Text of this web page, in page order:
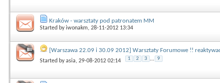
Kraków - warsztaty pod patronatem MM
Started byiwonakm, 28-11-2012 13:34
[Warszawa 22.09 i 30.09 2012] Warsztaty Forumowe !!
Started byasia, 29-08-2012 02:14 1 2 3 ... 9